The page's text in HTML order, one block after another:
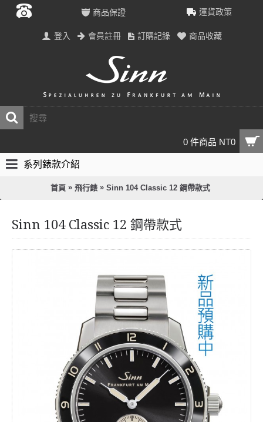
商品保證 運貨政策
登入 會員註冊 訂購記錄 商品收藏
0 件商品 NT0
系列錶款介紹
首頁 » 飛行錶 » Sinn 104 Classic 12 鋼帶款式
Sinn 104 Classic 12 鋼帶款式